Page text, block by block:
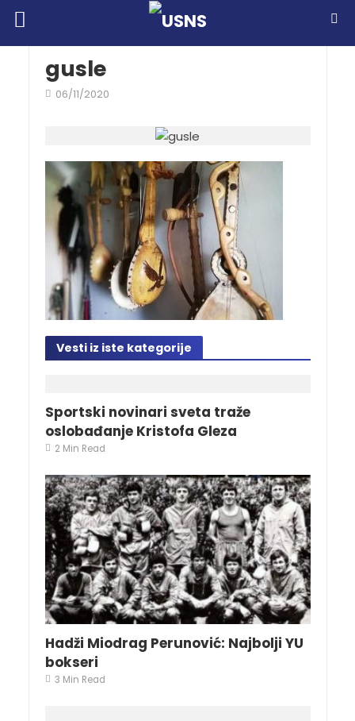
gusle
06/11/2020
Vesti iz iste kategorije
Sportski novinari sveta traže
oslobađanje Kristofa Gleza
2 Min Read
Hadži Miodrag Perunović: Najbolji YU
bokseri
3 Min Read